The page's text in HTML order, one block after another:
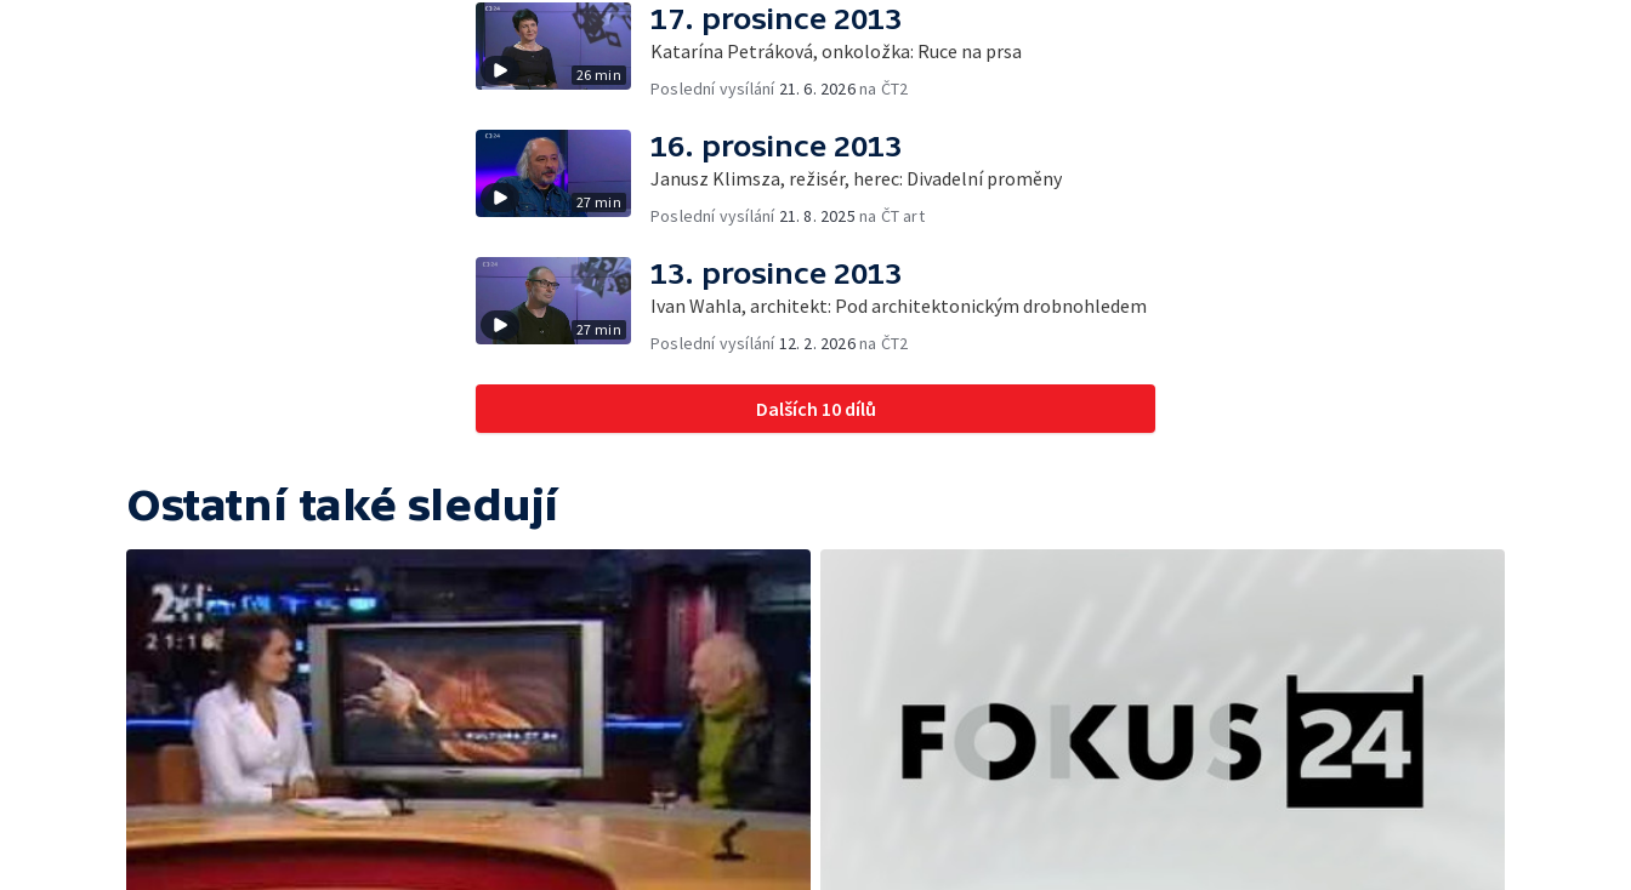
26 min
17. prosince 2013
Katarína Petráková, onkoložka: Ruce na prsa
Poslední vysílání 21. 6. 2026na ČT2
27 min
16. prosince 2013
Janusz Klimsza, režisér, herec: Divadelní proměny
Poslední vysílání 21. 8. 2025 na ČT art
27 min
13. prosince 2013
Ivan Wahla, architekt: Pod architektonickým drobnohledem
Poslední vysílání 12. 2. 2026na ČT2
Dalších 10 dílů
Ostatní také sledují